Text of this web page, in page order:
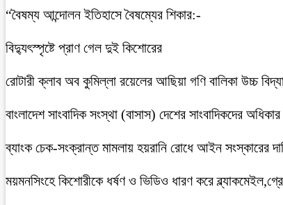
“বৈষম্য আন্দোলন ইতিহাসে বৈষম্যের শিকার:-
বিদ্যুৎস্পৃষ্টে প্রাণ গেল দুই কিশোরের
রোটারী ক্লাব অব কুমিল্লা রয়েলের আছিয়া গণি বালিকা উচ্চ
বাংলাদেশ সাংবাদিক সংস্থা (বাসাস) দেশের সাংবাদিকদের
ব্যাংক চেক-সংক্রান্ত মামলায় হয়রানি রোধে আইন সংস্কারের
ময়মনসিংহে কিশোরীকে ধর্ষণ ও ভিডিও ধারণ করে